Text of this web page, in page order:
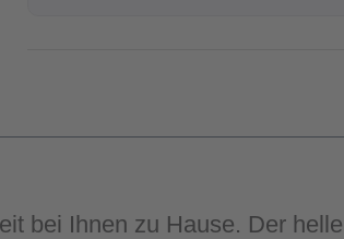
bei Ihnen zu Hause. Der